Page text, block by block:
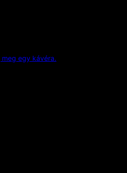
meg egy kávéra.